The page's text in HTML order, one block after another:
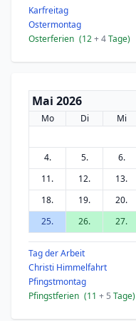
Karfreitag
Ostermontag
Osterferien (12+ 4Tage)
Mai 2026
Mo Di Mi
4.
5. 6.
11.
12. 13.
18.
19. 20.
25.
26. 27.
Tag der Arbeit
Christi Himmelfahrt
Pfingstmontag
Pfingstferien (11 + 5 Tage)